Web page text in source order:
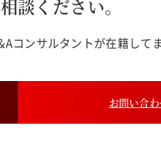
談ください。
コンサルタントが在籍して
お問い合